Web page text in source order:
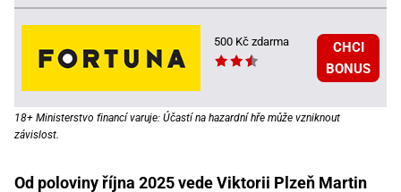
500 Kč zdarma
CHCI
BONUS
18+ Ministerstvo financí varuje: Účastí na hazardní hře může vzniknout
závislost.
Od poloviny října 2025 vede Viktorii Plzeň Martin